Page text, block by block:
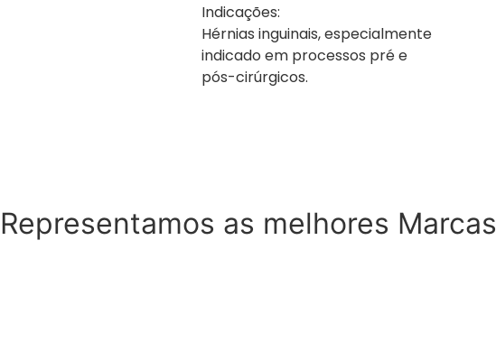
Indicações:
Hérnias inguinais, especialmente
indicado em processos pré e
pós-cirúrgicos.
Representamos as melhores Marcas